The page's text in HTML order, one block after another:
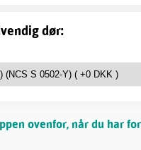
dør:
ovenfor, når du har